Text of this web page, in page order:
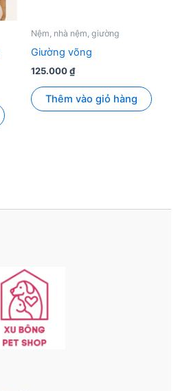
được
chọn
sản
phẩm
Nệm, nhà nệm, giường
Giường võng
125.000₫
Thêm vào giỏ hàng